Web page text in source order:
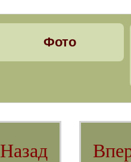
Фото
Назад